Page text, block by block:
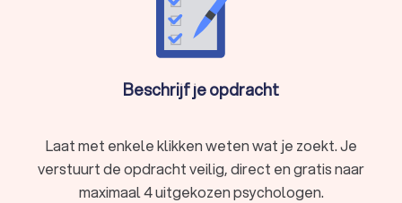
van de specialisatie van de psycholoog kunnen verschillende
behandelmethoden worden toegepast, zoals cognitieve
gedragstherapie, EMDR of systeemtherapie.
Er zijn verschillende soorten psychologen, elk
gespecialiseerd in specifieke gebieden. Hier zijn enkele
veelvoorkomende typen:
Klinisch psycholoog:gespecialiseerd in het behandelen
van mentale stoornissen zoals depressie, angst en
Beschrijf je opdracht
Laat met enkele klikken weten wat je zoekt. Je
verstuurt de opdracht veilig, direct en gratis naar
maximaal 4 uitgekozen psychologen.